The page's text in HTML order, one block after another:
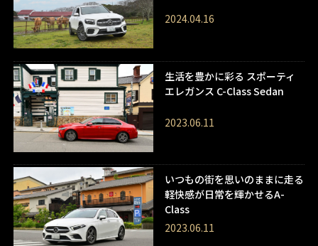
2024.04.16
生活を豊かに彩る スポーティ
エレガンス C-Class Sedan
2023.06.11
いつもの街を思いのままに走る
軽快感が日常を輝かせるA-
Class
2023.06.11